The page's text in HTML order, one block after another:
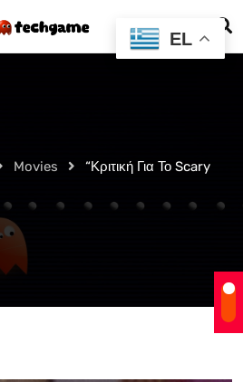
Movies
“Κριτική Για Το Scary
EL